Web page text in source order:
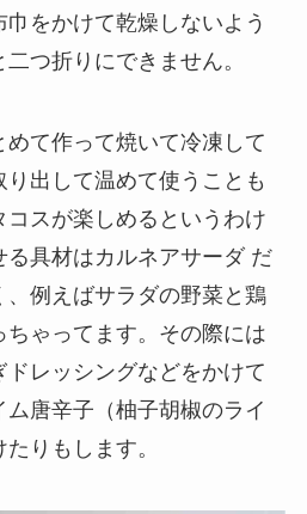
をかけて乾燥しないよう
つ折りにできません。
めて作って焼いて冷凍して
出して温めて使うことも
スが楽しめるというわけ
る具材はカルネアサーダ だ
、例えばサラダの野菜と鶏
ゃってます。その際には
レッシングなどをかけて
唐辛子（柚子胡椒のライ
りもします。